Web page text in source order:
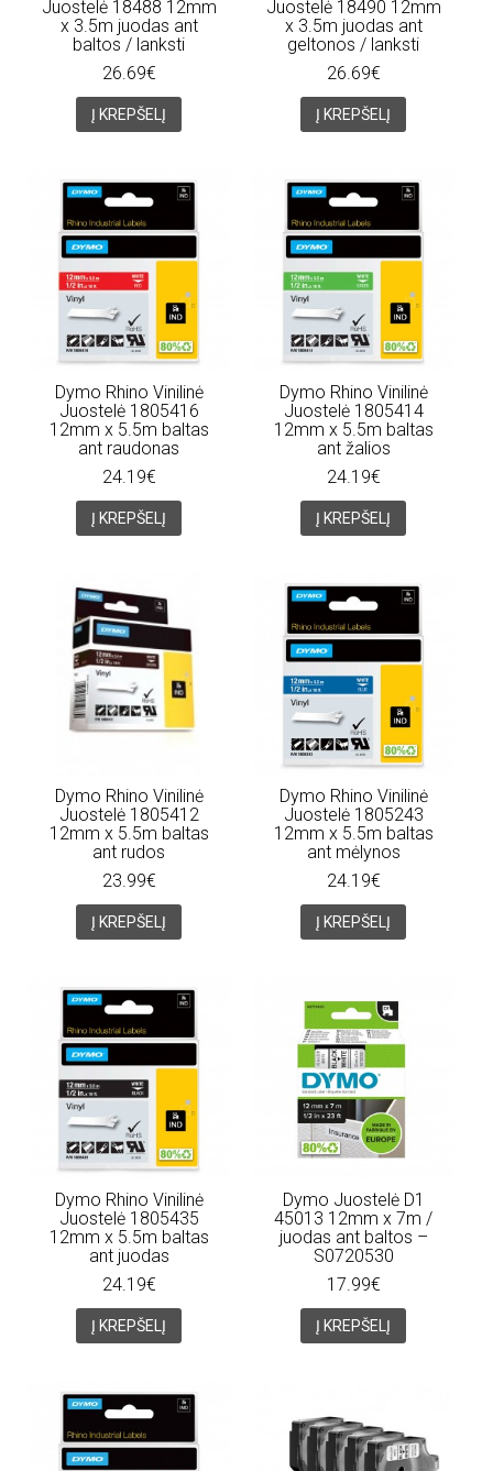
Juostelė 18488 12mm
x 3.5m juodas ant
baltos / lanksti
26.69€
Į KREPŠELĮ
Juostelė 18490 12mm
x 3.5m juodas ant
geltonos / lanksti
26.69€
Į KREPŠELĮ
Dymo Rhino Vinilinė
Juostelė 1805416
12mm x 5.5m baltas
ant raudonas
24.19€
Į KREPŠELĮ
Dymo Rhino Vinilinė
Juostelė 1805414
12mm x 5.5m baltas
ant žalios
24.19€
Į KREPŠELĮ
Dymo Rhino Vinilinė
Juostelė 1805412
12mm x 5.5m baltas
ant rudos
23.99€
Į KREPŠELĮ
Dymo Rhino Vinilinė
Juostelė 1805243
12mm x 5.5m baltas
ant mėlynos
24.19€
Į KREPŠELĮ
Dymo Rhino Vinilinė
Juostelė 1805435
12mm x 5.5m baltas
ant juodas
24.19€
Į KREPŠELĮ
Dymo Juostelė D1
45013 12mm x 7m /
juodas ant baltos –
S0720530
17.99€
Į KREPŠELĮ